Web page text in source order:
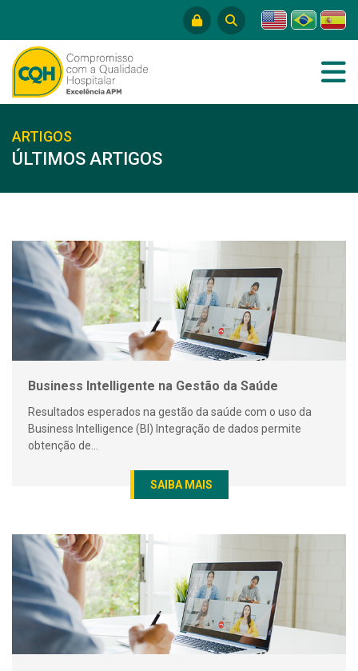
ARTIGOS
ÚLTIMOS ARTIGOS
Business Intelligente na Gestão da Saúde
Resultados esperados na gestão da saúde com o uso da
Business Intelligence (BI) Integração de dados permite
obtenção de...
SAIBA MAIS